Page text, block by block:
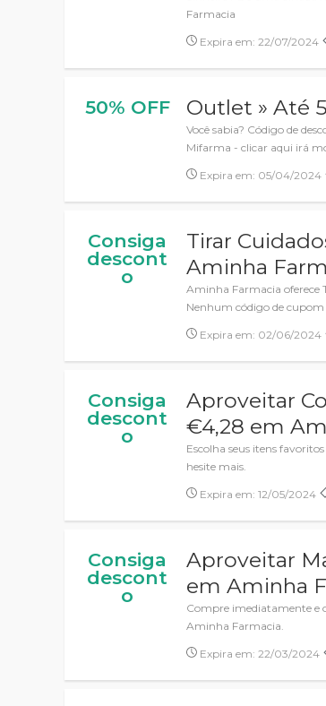
Farmacia
Expira em: 22/07/2024
50% OFF Outlet » Até
Você sabia? Código de
Mifarma - clicar aqui irá
Expira em: 05/04/2024
Consiga
descont
o
Tirar
Aminha
Aminha Farmacia oferece
Nenhum código de cupom
Expira em: 02/06/2024
Consiga
descont
o
Aproveitar
€4,28 em
Escolha seus itens
hesite mais.
Expira em: 12/05/2024
Consiga
descont
o
Aproveitar
em Aminha
Compre imediatamente e
Aminha Farmacia.
Expira em: 22/03/2024